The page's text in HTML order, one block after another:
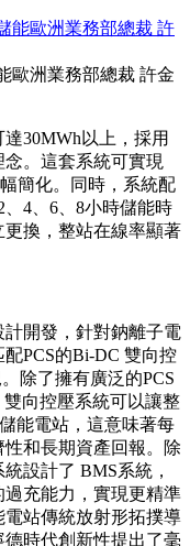
歐洲業務部總裁 許金
30MWh以上，採用
。這套系統可實現
簡化。同時，系統配
4、6、8小時儲能時
換，整站在線率顯著
開發，針對鈉離子電
PCS的Bi-DC 雙向控
除了擁有廣泛的PCS
向控壓系統可以讓整
能電站，這意味著每
和長期資產回報。除
設計了 BMS系統，
充能力，實現更精準
站傳統放射形拓撲導
時代創新性提出了毫